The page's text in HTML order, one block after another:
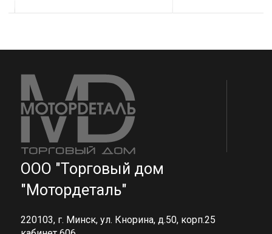
ООО "Торговый дом
"Мотордеталь"
220103, г. Минск, ул. Кнорина, д.50, корп.25